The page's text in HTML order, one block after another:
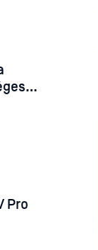
Pro